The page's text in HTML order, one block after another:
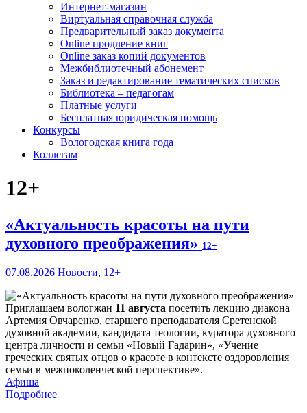
Интернет-магазин
Виртуальная справочная служба
Предварительный заказ документа
Online продление книг
Online заказ копий документов
Межбиблиотечный абонемент
Заказ и редактирование тематических списков
Библиотека – педагогам
Платные услуги
Бесплатная юридическая помощь
Конкурсы
Вологодская книга года
Коллегам
12+
«Актуальность красоты на пути
духовного преображения» 12+
07.08.2026 Новости, 12+
Приглашаем вологжан 11 августа посетить лекцию диакона
Артемия Овчаренко, старшего преподавателя Сретенской
духовной академии, кандидата теологии, куратора духовного
центра личности и семьи «Новый Гадарин», «Учение
греческих святых отцов о красоте в контексте оздоровления
семьи в межпоколенческой перспективе».
Афиша
Подробнее